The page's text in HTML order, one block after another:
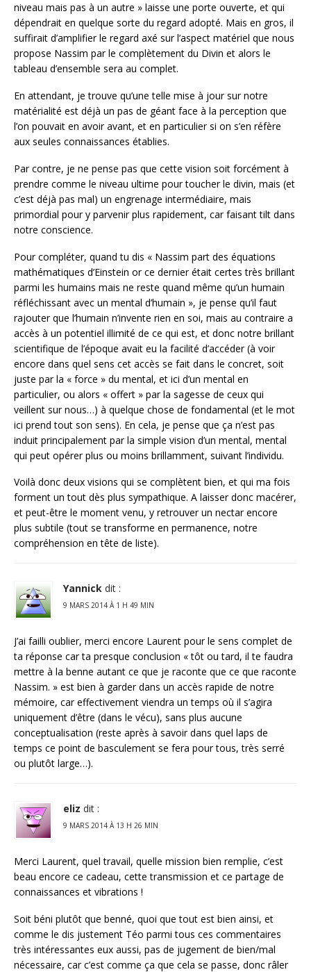
niveau mais pas à un autre » laisse une porte ouverte, et qui
dépendrait en quelque sorte du regard adopté. Mais en gros, il
suffirait d’amplifier le regard axé sur l’aspect matériel que nous
propose Nassim par le complètement du Divin et alors le
tableau d’ensemble sera au complet.
En attendant, je trouve qu’une telle mise à jour sur notre
matérialité est déjà un pas de géant face à la perception que
l’on pouvait en avoir avant, et en particulier si on s’en réfère
aux seules connaissances établies.
Par contre, je ne pense pas que cette vision soit forcément à
prendre comme le niveau ultime pour toucher le divin, mais (et
c’est déjà pas mal) un engrenage intermédiaire, mais
primordial pour y parvenir plus rapidement, car faisant tilt dans
notre conscience.
Pour compléter, quand tu dis « Nassim part des équations
mathématiques d’Einstein or ce dernier était certes très brillant
parmi les humains mais ne reste quand même qu’un humain
réfléchissant avec un mental d’humain », je pense qu’il faut
rajouter que l’humain n’invente rien en soi, mais au contraire a
accès à un potentiel illimité de ce qui est, et donc notre brillant
scientifique de l’époque avait eu la facilité d’accéder (à voir
encore dans quel sens cet accès se fait dans le concret, soit
juste par la « force » du mental, et ici d’un mental en
particulier, ou alors « offert » par la sagesse de ceux qui
veillent sur nous…) à quelque chose de fondamental (et le mot
ici prend tout son sens). En cela, je pense que ça n’est pas
induit principalement par la simple vision d’un mental, mental
qui peut opérer plus ou moins brillamment, suivant l’individu.
Voilà donc deux visions qui se complètent bien, et qui ma fois
forment un tout dès plus sympathique. A laisser donc macérer,
et peut-être le moment venu, y retrouver un nectar encore
plus subtile (tout se transforme en permanence, notre
compréhension en tête de liste).
Yannick dit :
9 MARS 2014 À 1 H 49 MIN
J’ai failli oublier, merci encore Laurent pour le sens complet de
ta réponse car ta presque conclusion « tôt ou tard, il te faudra
mettre à la benne autant ce que je raconte que ce que raconte
Nassim. » est bien à garder dans un accès rapide de notre
mémoire, car effectivement viendra un temps où il s’agira
uniquement d’être (dans le vécu), sans plus aucune
conceptualisation (reste après à savoir dans quel laps de
temps ce point de basculement se fera pour tous, très serré
ou plutôt large…).
eliz dit :
9 MARS 2014 À 13 H 26 MIN
Merci Laurent, quel travail, quelle mission bien remplie, c’est
beau encore ce cadeau, cette transmission et ce partage de
connaissances et vibrations !
Soit béni plutôt que benné, quoi que tout est bien ainsi, et
comme le dis justement Téo parmi tous ces commentaires
très intéressantes eux aussi, pas de jugement de bien/mal
nécessaire, car c’est comme ça que cela se passe, donc râler